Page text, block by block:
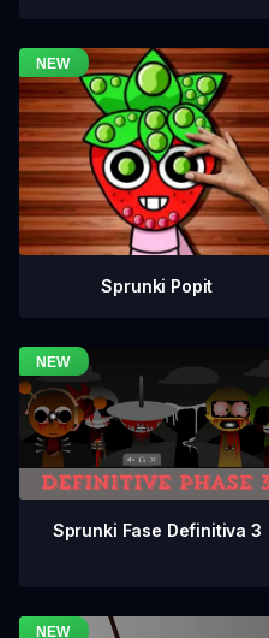
Sprunki Popit
Sprunki Fase Definitiva 3